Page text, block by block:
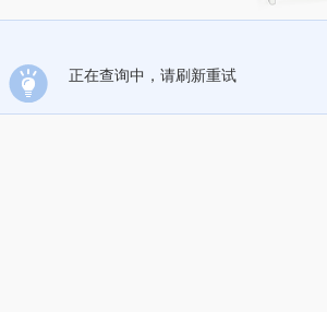
正在查询中，请刷新重试